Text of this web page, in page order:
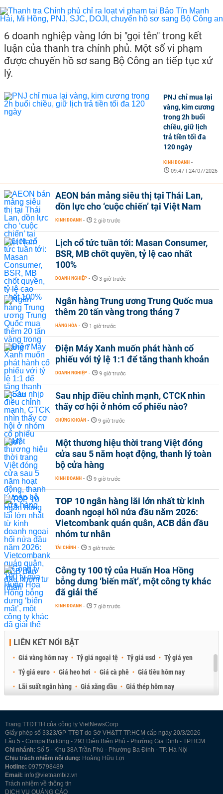
6 doanh nghiệp vàng lớn bị "gọi tên" trong kết
luận của thanh tra chính phủ. Một số vi phạm
được chuyển hồ sơ sang Bộ Công an tiếp tục xử
lý.
PNJ chỉ mua lại
vàng, kim cương
trong 2h buổi
chiều, giữ lịch
trả tiền tối đa
120 ngày
KINH DOANH -
09:47 | 24/07/2026
AEON bán mảng siêu thị tại Thái Lan,
dồn lực cho ‘cuộc chiến’ tại Việt Nam
KINH DOANH - 2 giờ trước
Lịch cổ tức tuần tới: Masan Consumer,
BSR, MB chốt quyền, tỷ lệ cao nhất
100%
DOANH NGHIỆP - 3 giờ trước
Ngân hàng Trung ương Trung Quốc mua
thêm 20 tấn vàng trong tháng 7
HÀNG HÓA - 1 giờ trước
Điện Máy Xanh muốn phát hành cổ
phiếu với tỷ lệ 1:1 để tăng thanh khoản
DOANH NGHIỆP - 9 giờ trước
Sau nhịp điều chỉnh mạnh, CTCK nhìn
thấy cơ hội ở nhóm cổ phiếu nào?
CHỨNG KHOÁN - 9 giờ trước
Một thương hiệu thời trang Việt đóng
cửa sau 5 năm hoạt động, thanh lý toàn
bộ cửa hàng
KINH DOANH - 9 giờ trước
TOP 10 ngân hàng lãi lớn nhất từ kinh
doanh ngoại hối nửa đầu năm 2026:
Vietcombank quán quân, ACB dẫn đầu
nhóm tư nhân
TÀI CHÍNH - 3 giờ trước
Công ty 100 tỷ của Huấn Hoa Hồng
bỗng dưng ‘biến mất’, một công ty khác
đã giải thể
KINH DOANH - 7 giờ trước
LIÊN KẾT NỔI BẬT
Giá vàng hôm nay Tỷ giá ngoại tệ Tỷ giá usd
Tỷ giá yen
Tỷ giá euro
Giá heo hơi Giá cà phê
Giá tiêu hôm nay
Lãi suất ngân hàng
Giá xăng dầu
Giá thép hôm nay
Trang TTĐTTH của công ty VietNewsCorp
Giấy phép số 3323/GP-TTĐT do Sở VH&TT TP.HCM cấp ngày 20/3/2026
Lầu 5 - Compa Building - 293 Điện Biên Phủ - Phường Gia Định - TP.HCM
Chi nhánh: Số 5 - Khu 38A Trần Phú - Phường Ba Đình - TP. Hà Nội
Chịu trách nhiệm nội dung: Hoàng Hữu Lợi
Hotline: 0975798489
Email: info@vietnambiz.vn
Trách nhiệm về thông tin
DỊCH VỤ QUẢNG CÁO